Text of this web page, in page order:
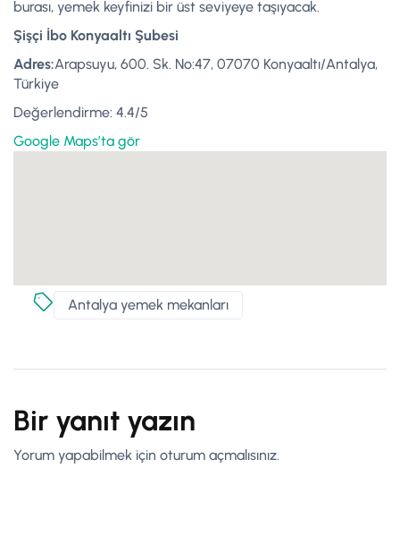
burası, yemek keyfinizi bir üst seviyeye taşıyacak.
Şişçi İbo Konyaaltı Şubesi
Adres:Arapsuyu, 600. Sk. No:47, 07070 Konyaaltı/Antalya,
Türkiye
Değerlendirme: 4.4/5
Google Maps’ta gör
Antalya yemek mekanları
Bir yanıt yazın
Yorum yapabilmek için oturum açmalısınız.